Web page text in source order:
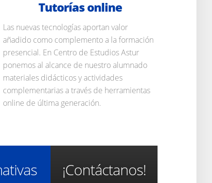
Tutorías online
Las nuevas tecnologías aportan valor
añadido como complemento a la formación
presencial. En Centro de Estudios Astur
ponemos al alcance de nuestro alumnado
materiales didácticos y actividades
complementarias a través de herramientas
online de última generación.
¡Contáctanos!